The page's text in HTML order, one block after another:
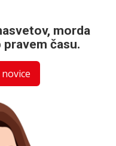
morda
času.